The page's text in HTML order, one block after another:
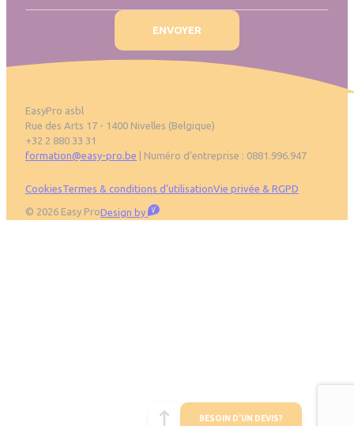
EasyPro asbl
Rue des Arts 17 - 1400 Nivelles (Belgique)
+32 2 880 33 31
formation@easy-pro.be | Numéro d’entreprise : 0881.996.947
Pied de page
CookiesTermes & conditions d’utilisationVie privée & RGPD
© 2026 Easy ProDesign by Visible
BESOIN D'UN DEVIS?